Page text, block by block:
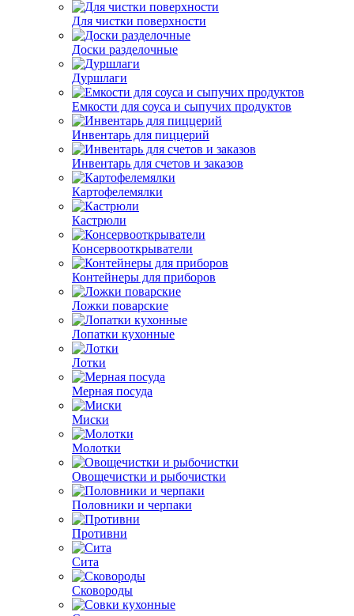
Для чистки поверхности
Доски разделочные
Дуршлаги
Емкости для соуса и сыпучих продуктов
Инвентарь для пиццерий
Инвентарь для счетов и заказов
Картофелемялки
Кастрюли
Консервооткрыватели
Контейнеры для приборов
Ложки поварские
Лопатки кухонные
Лотки
Мерная посуда
Миски
Молотки
Овощечистки и рыбочистки
Половники и черпаки
Противни
Сита
Сковороды